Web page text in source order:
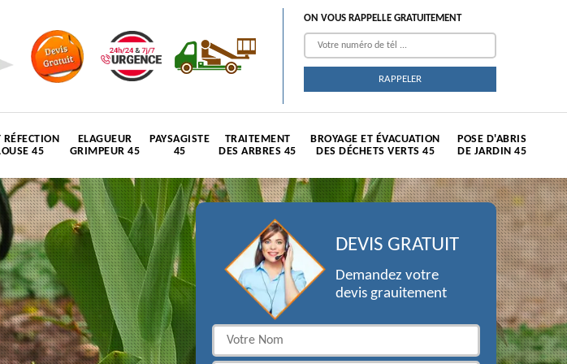
ON VOUS RAPPELLE GRATUITEMENT
RÉFECTION
45
ELAGUEUR
GRIMPEUR 45
PAYSAGISTE
45
TRAITEMENT
DES ARBRES 45
BROYAGE ET ÉVACUATION
DES DÉCHETS VERTS 45
POSE D'ABRIS
DE JARDIN 45
DEVIS GRATUIT
Demandez votre
devis grauitement